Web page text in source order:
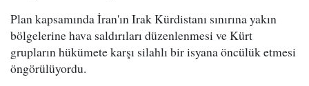
Plan kapsamında İran'ın Irak Kürdistanı sınırına yakın
bölgelerine hava saldırıları düzenlenmesi ve Kürt
grupların hükümete karşı silahlı bir isyana öncülük etmesi
öngörülüyordu.